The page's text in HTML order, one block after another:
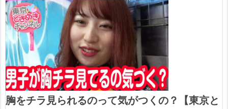
胸をチラ見られるのって気がつくの？【東京と